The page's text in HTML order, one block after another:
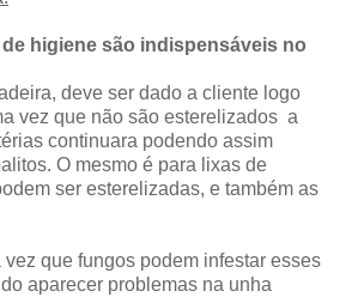
higiene são indispensáveis no
deve ser dado a cliente logo
vez que não são esterelizados a
continuara podendo assim
O mesmo é para lixas de
ser esterelizadas, e também as
vez que fungos podem infestar esses
aparecer problemas na unha